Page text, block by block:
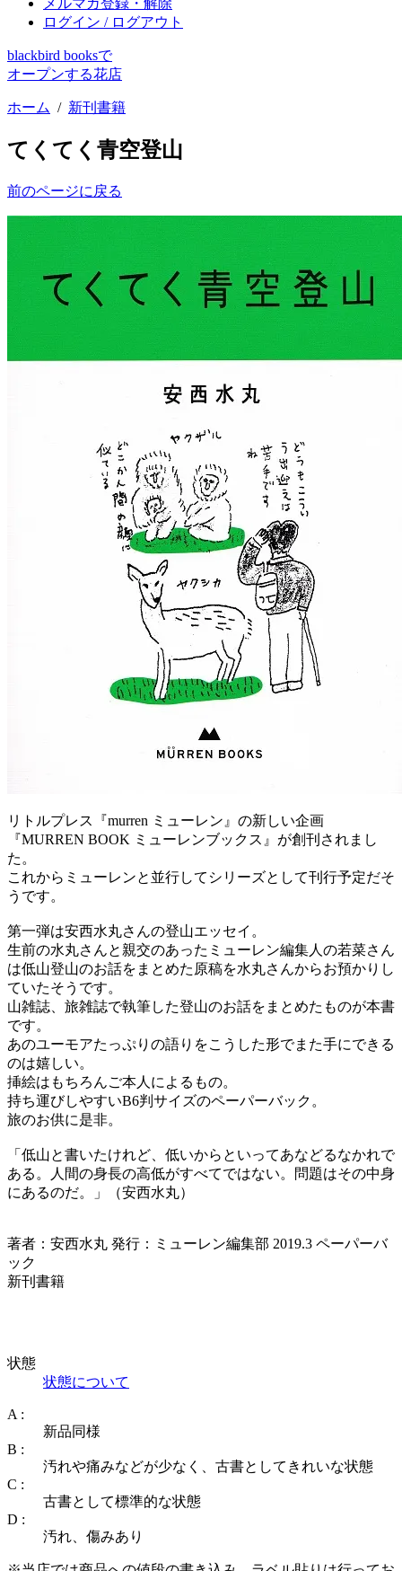
ログイン / ログアウト
blackbird booksで
オープンする花店
ホーム / 新刊書籍
てくてく青空登山
前のページに戻る
リトルプレス『murren ミューレン』の新しい企画
『MURREN BOOK ミューレンブックス』が創刊されまし
た。
これからミューレンと並行してシリーズとして刊行予定だそ
うです。
第一弾は安西水丸さんの登山エッセイ。
生前の水丸さんと親交のあったミューレン編集人の若菜さん
は低山登山のお話をまとめた原稿を水丸さんからお預かりし
ていたそうです。
山雑誌、旅雑誌で執筆した登山のお話をまとめたものが本書
です。
あのユーモアたっぷりの語りをこうした形でまた手にできる
のは嬉しい。
挿絵はもちろんご本人によるもの。
持ち運びしやすいB6判サイズのペーパーバック。
旅のお供に是非。
「低山と書いたけれど、低いからといってあなどるなかれで
ある。人間の身長の高低がすべてではない。問題はその中身
にあるのだ。」（安西水丸）
著者：安西水丸 発行：ミューレン編集部 2019.3 ペーパーバ
ック
新刊書籍
状態
状態について
A :
新品同様
B :
汚れや痛みなどが少なく、古書としてきれいな状態
C :
古書として標準的な状態
D :
汚れ、傷みあり